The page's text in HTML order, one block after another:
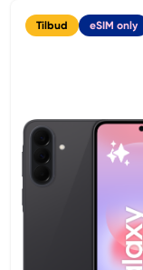
Tilbud eSIM only